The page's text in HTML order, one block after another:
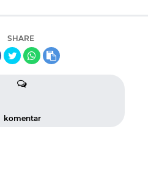
SHARE
komentar